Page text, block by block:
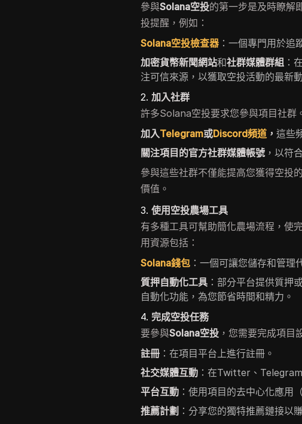
參與Solana空投的第一步是及時瞭解
投提醒，例如：
Solana空投檢查器 ：一個專門用於追
加密貨幣新聞網站和社群媒體群組 ：
注可信來源，以獲取空投活動的最新
2.加入社群
許多Solana空投要求您參與項目社群
加入Telegram或Discord頻道 ，這些
關注項目的官方社群媒體帳號 ，以符
參與這些社群不僅能提高您獲得空投
價值。
3.使用空投農場工具
有多種工具可幫助簡化農場流程，使
用資源包括：
Solana錢包 ：一個可讓您儲存和管理
質押自動化工具 ：部分平台提供質押
自動化功能，為您節省時間和精力。
4.完成空投任務
要參與Solana空投 ，您需要完成項目
註冊 ：在項目平台上進行註冊。
社交媒體互動 ：在Twitter、
平台互動 ：使用項目的去中心化應用
推薦計劃 ：分享您的獨特推薦鏈接以